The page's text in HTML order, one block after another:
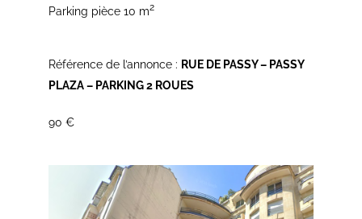
Nos
Nous
Parking pièce 10 m2
Référence de l’annonce : RUE DE PASSY – PASSY
PLAZA – PARKING 2 ROUES
90 €